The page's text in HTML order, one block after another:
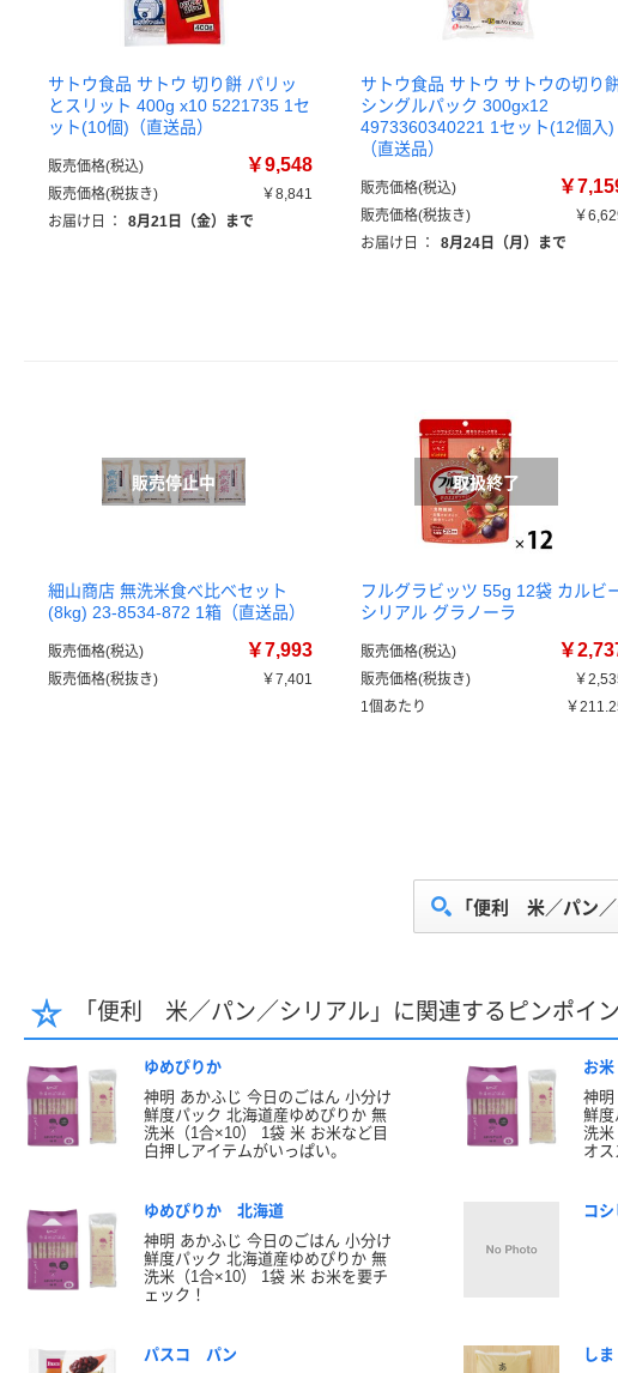
サトウ食品 サトウ 切り餅 パリッ
とスリット 400g x10 5221735 1セ
ット(10個)（直送品）
販売価格(税込) ￥9,548
販売価格(税抜き)
￥8,841
お届け日
： 8月21日（金）まで
サトウ食品 サトウ サトウの切り
シングルパック 300gx12
4973360340221 1セット(12個入)
（直送品）
販売価格(税込) ￥
販売価格(税抜き)
￥
お届け日
： 8月24日（月）まで
細山商店 無洗米食べ比べセット
(8kg) 23-8534-872 1箱（直送品）
販売価格(税込) ￥7,993
販売価格(税抜き) ￥7,401
フルグラビッツ 55g 12袋 カルビ
シリアル グラノーラ
販売価格(税込) ￥
販売価格(税抜き)
￥
1個あたり
￥
「便利 米／パン
「便利 米／パン／シリアル」に関連するピンポイ
ゆめぴりか
神明 あかふじ 今日のごはん 小分け
鮮度パック 北海道産ゆめぴりか 無
洗米（1合×10） 1袋 米 お米など目
白押しアイテムがいっぱい。
お
神明
鮮度
洗米
オス
ゆめぴりか 北海道
神明 あかふじ 今日のごはん 小分け
鮮度パック 北海道産ゆめぴりか 無
洗米（1合×10） 1袋 米 お米を要チ
ェック！
コ
パスコ パン し